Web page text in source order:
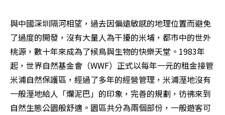
與中國深圳隔河相望，過去因偏遠敏感的地理位置而避免
了過度的開發，沒有大量人為干擾的米埔，都市中的世外
桃源，數十年來成為了候鳥與生物的快樂天堂。1983年
起，世界自然基金會（WWF）正式以每年一元的租金接管
米浦自然保護區，經過了多年的經營管理，米浦溼地沒有
一般溼地給人「爛泥巴」的印象，完善的規劃，彷彿來到
自然生態公園般舒適。園區共分為兩個部份，一般遊客可